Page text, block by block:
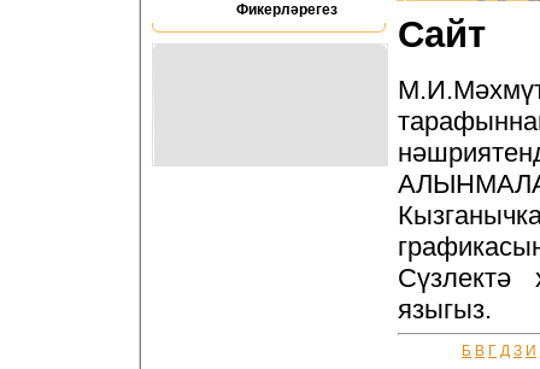
Фикерләрегез
Сайт
Сүзлектә
языгыз.
Б В Г Д З И